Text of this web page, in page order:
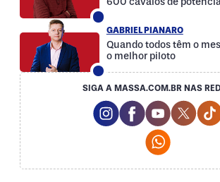
GABRIEL PIANARO
Quando todos têm o
o melhor piloto
SIGA A MASSA.COM.BR NAS
Instagram Social
FacebookYoutube